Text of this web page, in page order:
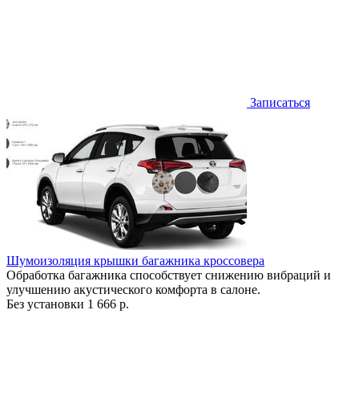
Записаться
Шумоизоляция крышки багажника кроссовера
Обработка багажника способствует снижению вибраций и
улучшению акустического комфорта в салоне.
Без установки 1 666 р.